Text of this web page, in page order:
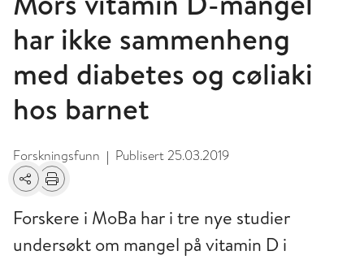
har ikke sammenheng
med diabetes og cøliaki
hos barnet
Forskningsfunn | Publisert25.03.2019
Del Skriv ut
Forskere i MoBa har i tre nye studier
undersøkt om mangel på vitamin D i